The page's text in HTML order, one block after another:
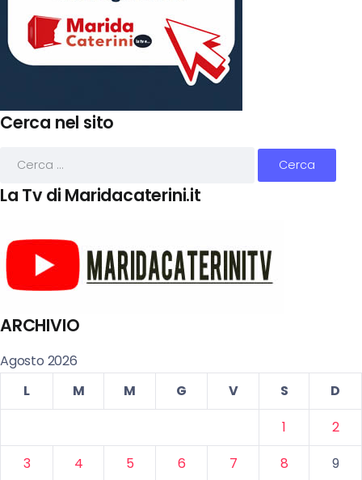
Cerca nel sito
La Tv di Maridacaterini.it
ARCHIVIO
Agosto 2026
L
M M G V S
D
1
2
3
4 5 6 7 8
9